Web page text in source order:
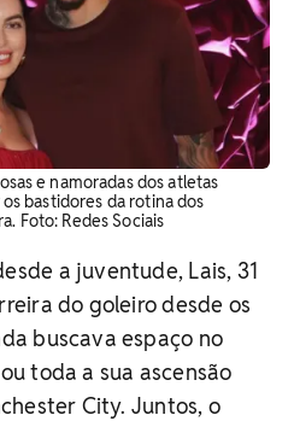
e namoradas dos atletas
bastidores da rotina dos
​Foto: Redes Sociais
a juventude, Lais, 31
do goleiro desde os
buscava espaço no
toda a sua ascensão
City. Juntos, o